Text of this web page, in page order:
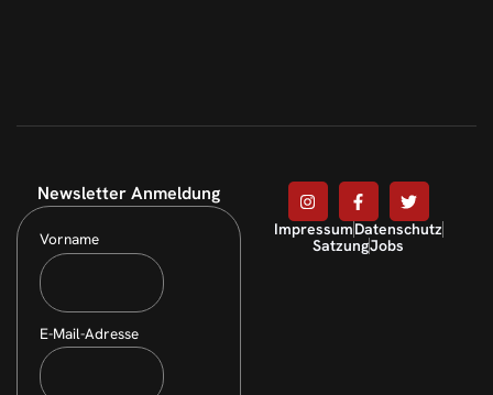
Newsletter Anmeldung
Vorname
E-Mail-Adresse
ImpressumDatenschutz
SatzungJobs